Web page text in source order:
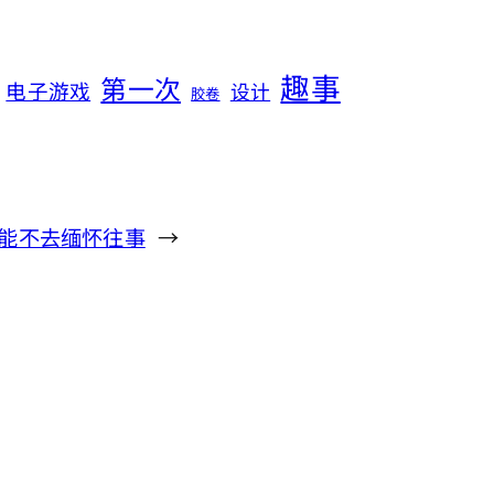
电子游戏 第一次 胶卷 设计 趣事
不去缅怀往事 →